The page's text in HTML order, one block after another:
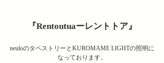
『Rentoutuaーレントトア』
neuloのタペストリーとKUROMAME LIGHTの照明に
なっております。